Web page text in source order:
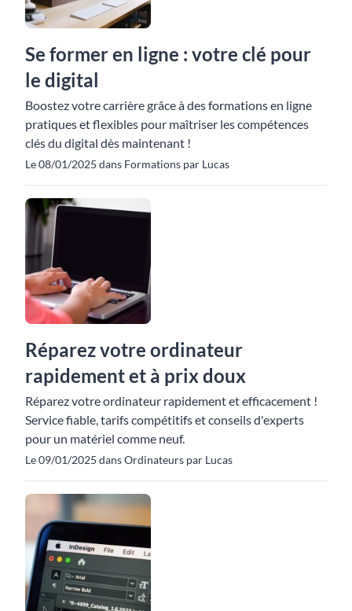
Se former en ligne : votre clé pour
le digital
Boostez votre carrière grâce à des formations en ligne
pratiques et flexibles pour maîtriser les compétences
clés du digital dès maintenant !
Le 08/01/2025 dans Formations par Lucas
Réparez votre ordinateur
rapidement et à prix doux
Réparez votre ordinateur rapidement et efficacement !
Service fiable, tarifs compétitifs et conseils d'experts
pour un matériel comme neuf.
Le 09/01/2025 dans Ordinateurs par Lucas